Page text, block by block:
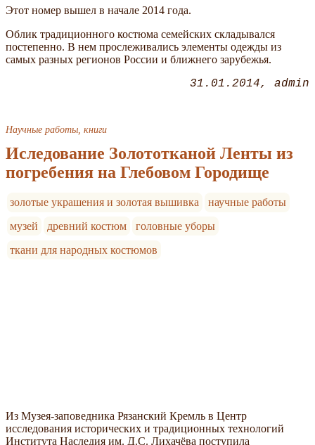
Этот номер вышел в начале 2014 года.
Облик традиционного костюма семейских складывался
постепенно. В нем прослеживались элементы одежды из
самых разных регионов России и ближнего зарубежья.
31.01.2014 admin
Научные работы, книги
Иследование Золототканой Ленты из
погребения на Глебовом Городище
золотые украшения и золотая вышивка
научные работы
музей
древний костюм
головные уборы
ткани для народных костюмов
Из Музея-заповедника Рязанский Кремль в Центр
исследования исторических и традиционных технологий
Института Наследия им. Д.С. Лихачёва поступила